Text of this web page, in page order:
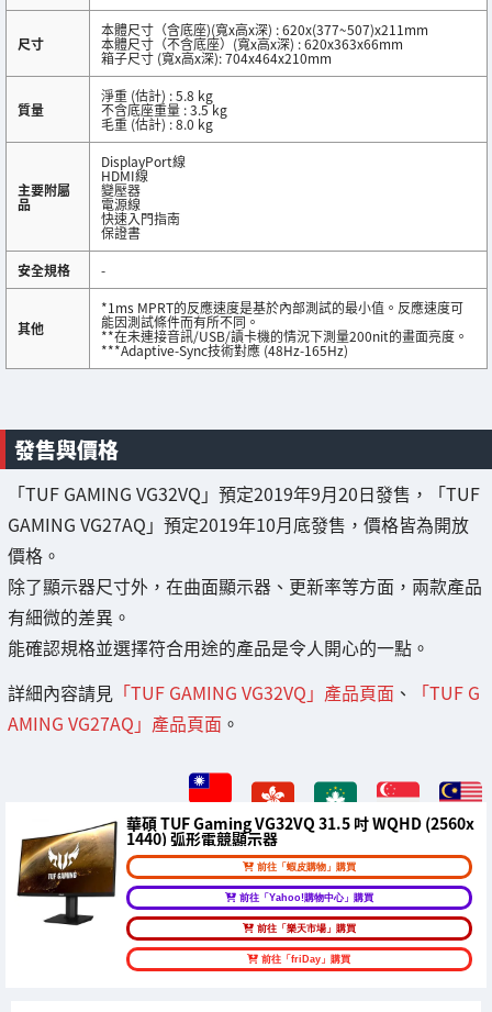
尺寸
本體尺寸（含底座)(寬x高x深) : 620x(377~507)x211mm
本體尺寸（不含底座）(寬x高x深) : 620x363x66mm
箱子尺寸 (寬x高x深): 704x464x210mm
質量
淨重 (估計) : 5.8 kg
不含底座重量 : 3.5 kg
毛重 (估計) : 8.0 kg
主要附屬
品
DisplayPort線
HDMI線
變壓器
電源線
快速入門指南
保證書
安全規格
-
其他
*1ms MPRT的反應速度是基於內部測試的最小值。反應速度可
能因測試條件而有所不同。
**在未連接音訊/USB/讀卡機的情況下測量200nit的畫面亮度。
***Adaptive-Sync技術對應 (48Hz-165Hz)
發售與價格
「TUF GAMING VG32VQ」預定2019年9月20日發售，「TUF
GAMING VG27AQ」預定2019年10月底發售，價格皆為開放
價格。
除了顯示器尺寸外，在曲面顯示器、更新率等方面，兩款產品
有細微的差異。
能確認規格並選擇符合用途的產品是令人開心的一點。
詳細內容請見 「TUF GAMING VG32VQ」產品頁面 、
「TUF G
AMING VG27AQ」產品頁面 。
華碩 TUF Gaming VG32VQ 31.5 吋 WQHD (2560x
1440) 弧形電競顯示器
前往「蝦皮購物」購買
前往「Yahoo!購物中心」購買
前往「樂天市場」購買
前往「friDay」購買